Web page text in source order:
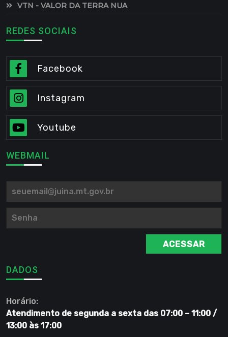
VTN - VALOR DA TERRA NUA
REDES SOCIAIS
Facebook
Instagram
Youtube
WEBMAIL
ACESSAR
DADOS
Horário:
Atendimento de segunda a sexta das 07:00 – 11:00 /
13:00 às 17:00